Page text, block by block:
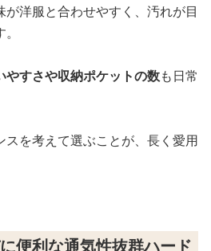
が洋服と合わせやすく、汚れが目
やすさや収納ポケットの数も日常
を考えて選ぶことが、長く愛用
便利な通気性抜群ハード